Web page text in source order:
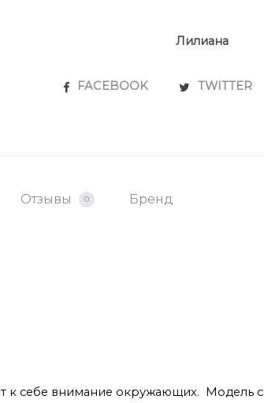
Лилиана
SHARE
FACEBOOK TWITTER
Отзывы 0 Бренд
к себе внимание окружающих. Модель